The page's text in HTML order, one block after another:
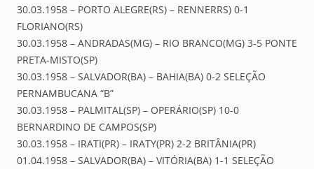
30.03.1958 – PORTO ALEGRE(RS) – RENNERRS) 0-1
FLORIANO(RS)
30.03.1958 – ANDRADAS(MG) – RIO BRANCO(MG) 3-5 PONTE
PRETA-MISTO(SP)
30.03.1958 – SALVADOR(BA) – BAHIA(BA) 0-2 SELEÇÃO
PERNAMBUCANA “B”
30.03.1958 – PALMITAL(SP) – OPERÁRIO(SP) 10-0
BERNARDINO DE CAMPOS(SP)
30.03.1958 – IRATI(PR) – IRATY(PR) 2-2 BRITÂNIA(PR)
01.04.1958 – SALVADOR(BA) – VITÓRIA(BA) 1-1 SELEÇÃO